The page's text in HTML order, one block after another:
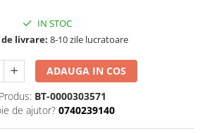
IN STOC
livrare: 8-10 zile lucratoare
ADAUGA IN COS
BT-0000303571
de ajutor? 0740239140